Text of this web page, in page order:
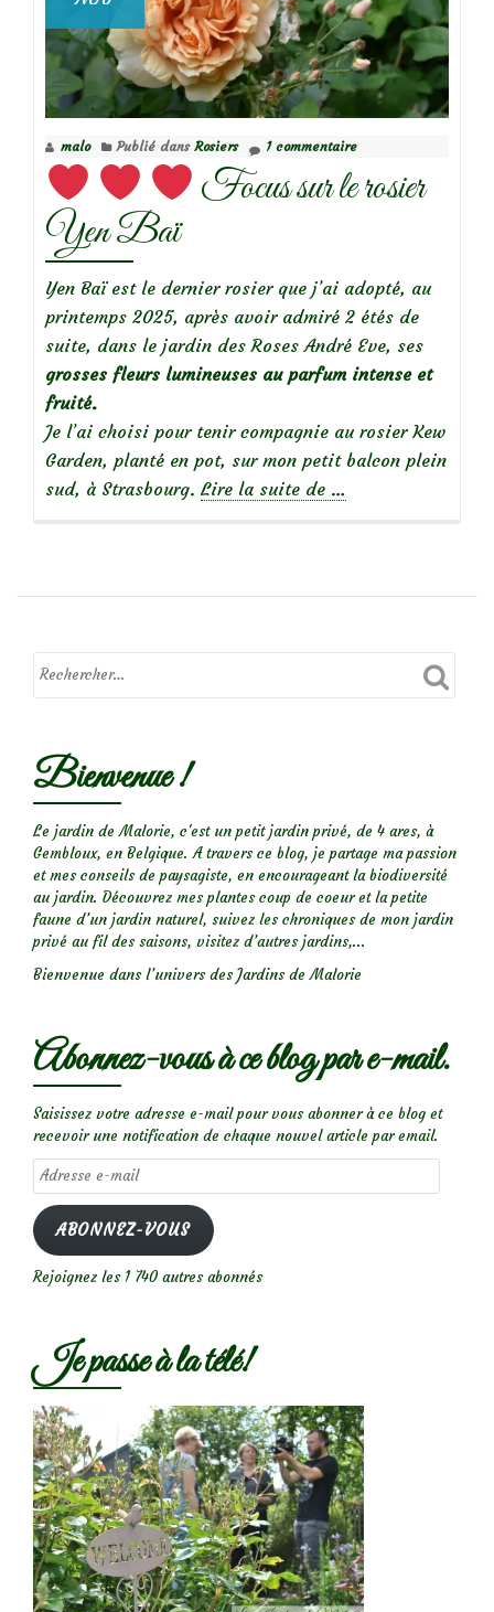
malo Publié dans Rosiers 1 commentaire
Focus sur le rosier
Yen Baï
Yen Baï est le dernier rosier que j’ai adopté, au
printemps 2025, après avoir admiré 2 étés de
suite, dans le jardin des Roses André Eve, ses
grosses fleurs lumineuses au parfum intense et
fruité.
Je l’ai choisi pour tenir compagnie au rosier Kew
Garden, planté en pot, sur mon petit balcon plein
sud, à Strasbourg. Lire la suite de
Focus
…
Bienvenue !
Le jardin de Malorie, c'est un petit jardin privé, de 4 ares, à
Gembloux, en Belgique. A travers ce blog, je partage ma passion
et mes conseils de paysagiste, en encourageant la biodiversité
au jardin. Découvrez mes plantes coup de coeur et la petite
faune d’un jardin naturel, suivez les chroniques de mon jardin
privé au fil des saisons, visitez d’autres jardins,...
Bienvenue dans l’univers des Jardins de Malorie
Abonnez-vous à ce blog par e-mail.
Saisissez votre adresse e-mail pour vous abonner à ce blog et
recevoir une notification de chaque nouvel article par email.
Adresse
e-
mail
ABONNEZ-VOUS
Rejoignez les 1 740 autres abonnés
Je passe à la télé!